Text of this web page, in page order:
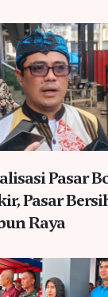
Pasar
Pasar
Raya